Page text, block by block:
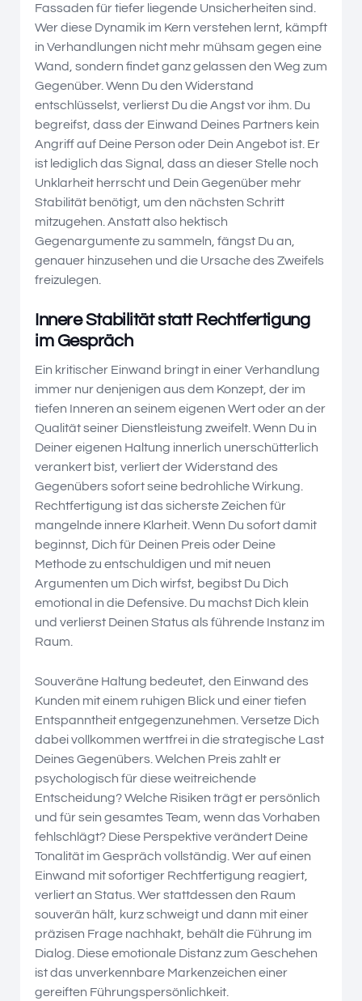
Fassaden für tiefer liegende Unsicherheiten sind.
Wer diese Dynamik im Kern verstehen lernt, kämpft
in Verhandlungen nicht mehr mühsam gegen eine
Wand, sondern findet ganz gelassen den Weg zum
Gegenüber. Wenn Du den Widerstand
entschlüsselst, verlierst Du die Angst vor ihm. Du
begreifst, dass der Einwand Deines Partners kein
Angriff auf Deine Person oder Dein Angebot ist. Er
ist lediglich das Signal, dass an dieser Stelle noch
Unklarheit herrscht und Dein Gegenüber mehr
Stabilität benötigt, um den nächsten Schritt
mitzugehen. Anstatt also hektisch
Gegenargumente zu sammeln, fängst Du an,
genauer hinzusehen und die Ursache des Zweifels
freizulegen.
Innere Stabilität statt Rechtfertigung
im Gespräch
Ein kritischer Einwand bringt in einer Verhandlung
immer nur denjenigen aus dem Konzept, der im
tiefen Inneren an seinem eigenen Wert oder an der
Qualität seiner Dienstleistung zweifelt. Wenn Du in
Deiner eigenen Haltung innerlich unerschütterlich
verankert bist, verliert der Widerstand des
Gegenübers sofort seine bedrohliche Wirkung.
Rechtfertigung ist das sicherste Zeichen für
mangelnde innere Klarheit. Wenn Du sofort damit
beginnst, Dich für Deinen Preis oder Deine
Methode zu entschuldigen und mit neuen
Argumenten um Dich wirfst, begibst Du Dich
emotional in die Defensive. Du machst Dich klein
und verlierst Deinen Status als führende Instanz im
Raum.
Souveräne Haltung bedeutet, den Einwand des
Kunden mit einem ruhigen Blick und einer tiefen
Entspanntheit entgegenzunehmen. Versetze Dich
dabei vollkommen wertfrei in die strategische Last
Deines Gegenübers. Welchen Preis zahlt er
psychologisch für diese weitreichende
Entscheidung? Welche Risiken trägt er persönlich
und für sein gesamtes Team, wenn das Vorhaben
fehlschlägt? Diese Perspektive verändert Deine
Tonalität im Gespräch vollständig. Wer auf einen
Einwand mit sofortiger Rechtfertigung reagiert,
verliert an Status. Wer stattdessen den Raum
souverän hält, kurz schweigt und dann mit einer
präzisen Frage nachhakt, behält die Führung im
Dialog. Diese emotionale Distanz zum Geschehen
ist das unverkennbare Markenzeichen einer
gereiften Führungspersönlichkeit.